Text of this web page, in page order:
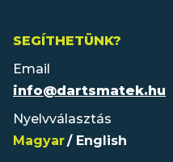
SEGÍTHETÜNK?
Email
info@dartsmatek.hu
Nyelvválasztás
Magyar
English